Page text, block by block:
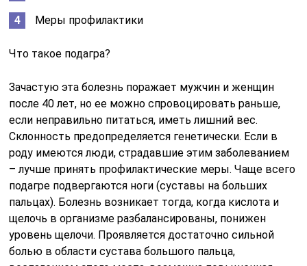
Меры профилактики
Что такое подагра?
Зачастую эта болезнь поражает мужчин и женщин
после 40 лет, но ее можно спровоцировать раньше,
если неправильно питаться, иметь лишний вес.
Склонность предопределяется генетически. Если в
роду имеются люди, страдавшие этим заболеванием
– лучше принять профилактические меры. Чаще всего
подагре подвергаются ноги (суставы на больших
пальцах). Болезнь возникает тогда, когда кислота и
щелочь в организме разбалансированы, понижен
уровень щелочи. Проявляется достаточно сильной
болью в области сустава большого пальца,